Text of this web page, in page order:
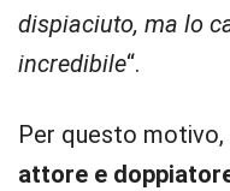
dispiaciuto, ma lo
incredibile“.
Per questo motivo,
attore e